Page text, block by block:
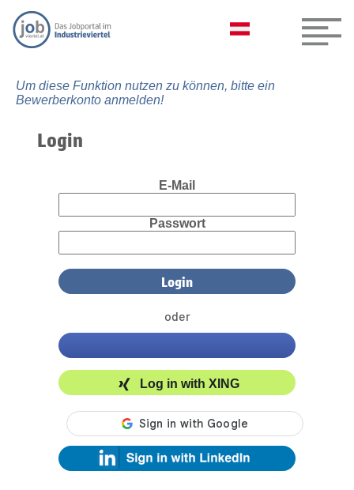
Um diese Funktion nutzen zu können, bitte ein
Bewerberkonto anmelden!
Login
E-Mail
Passwort
oder
Log in with XING